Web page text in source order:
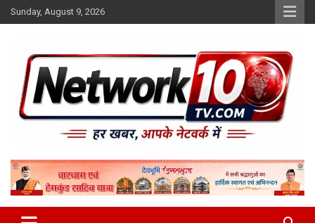
Skip
to
Sunday, August 9, 2026
Network10tv